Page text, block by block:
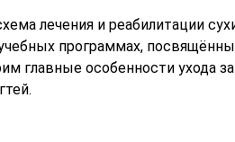
лечения и реабилитации
учебных программах,
главные особенности ухода